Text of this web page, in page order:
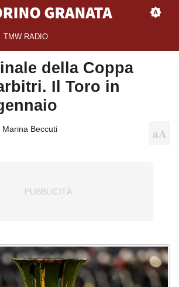
TMW RADIO
della Coppa
Il Toro in
Marina Beccuti